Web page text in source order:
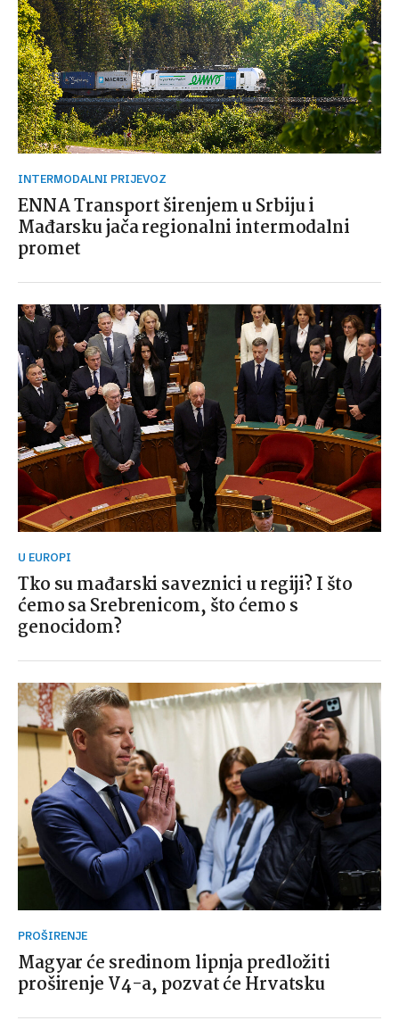
INTERMODALNI PRIJEVOZ
ENNA Transport širenjem u Srbiju i
Mađarsku jača regionalni intermodalni
promet
U EUROPI
Tko su mađarski saveznici u regiji? I što
ćemo sa Srebrenicom, što ćemo s
genocidom?
PROŠIRENJE
Magyar će sredinom lipnja predložiti
proširenje V4-a, pozvat će Hrvatsku